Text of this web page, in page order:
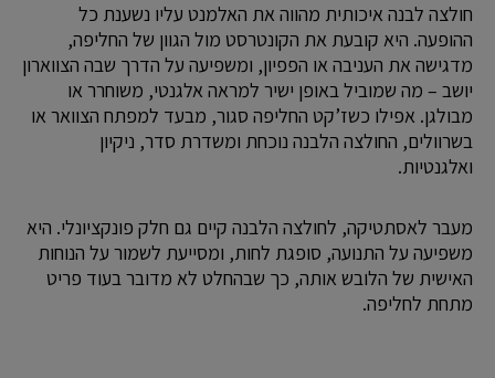
חולצה לבנה איכותית מהווה את האלמנט עליו נשענת כל
ההופעה. היא קובעת את הקונטרסט מול הגוון של החליפה,
מדגישה את העניבה או הפפיון, ומשפיעה על הדרך שבה הצווארון
יושב – מה שמוביל באופן ישיר למראה אלגנטי, משוחרר או
מבולגן. אפילו כשז’קט החליפה סגור, מבעד למפתח הצוואר או
בשרוולים, החולצה הלבנה נוכחת ומשדרת סדר, ניקיון
ואלגנטיות.
מעבר לאסתטיקה, לחולצה הלבנה קיים גם חלק פונקציונלי. היא
משפיעה על התנועה, סופגת לחות, ומסייעת לשמור על הנוחות
האישית של הלובש אותה, כך שבהחלט לא מדובר בעוד פריט
מתחת לחליפה.